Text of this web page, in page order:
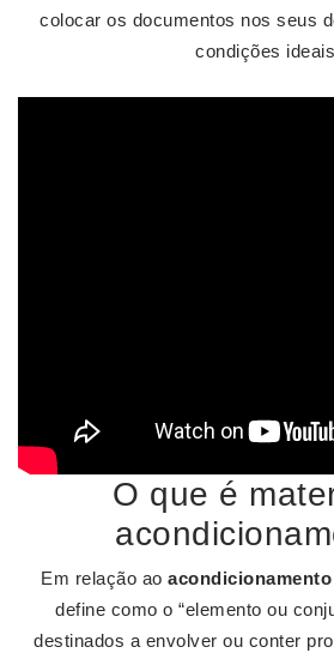
colocar os documentos nos seus
condições
O que é
Em relação ao acondicionamento
define como o “elemento ou
destinados a envolver ou conter